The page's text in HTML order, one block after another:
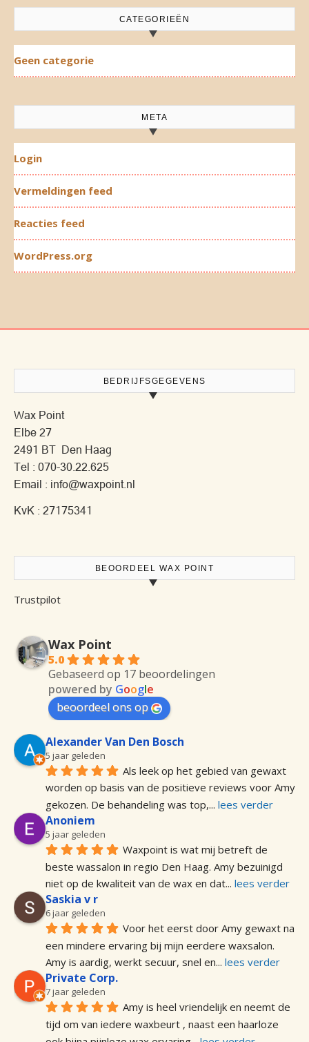
CATEGORIEËN
Geen categorie
META
Login
Vermeldingen feed
Reacties feed
WordPress.org
BEDRIJFSGEGEVENS
Wax Point
Elbe 27
2491 BT Den Haag
Tel : 070-30.22.625
Email : info@waxpoint.nl
KvK : 27175341
BEOORDEEL WAX POINT
Trustpilot
Wax Point
5.0
Gebaseerd op 17 beoordelingen
powered by Google
beoordeel ons op
Alexander Van Den Bosch
5 jaar geleden
Als leek op het gebied van gewaxt
worden op basis van de positieve reviews voor Amy
gekozen. De behandeling was top,... lees verder
Anoniem
5 jaar geleden
Waxpoint is wat mij betreft de
beste wassalon in regio Den Haag. Amy bezuinigd
niet op de kwaliteit van de wax en dat... lees verder
Saskia v r
6 jaar geleden
Voor het eerst door Amy gewaxt na
een mindere ervaring bij mijn eerdere waxsalon.
Amy is aardig, werkt secuur, snel en... lees verder
Private Corp.
7 jaar geleden
Amy is heel vriendelijk en neemt de
tijd om van iedere waxbeurt , naast een haarloze